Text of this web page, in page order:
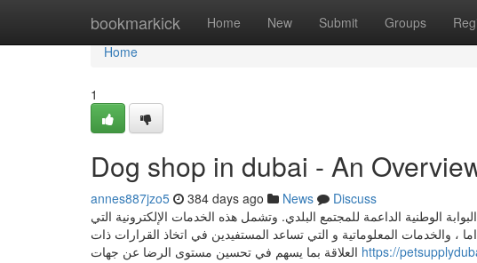
bookmarkick Home New Submit Groups
Home
Home
1
Dog shop in dubai - An
annes887jzo5 384 days ago News
Discuss
الوطنية الداعمة للمجتمع البلدي. وتشمل هذه الخدمات الإلكترونية التي
، والخدمات المعلوماتية و التي تساعد المستفيدين في اتخاذ القرارات ذات
https://